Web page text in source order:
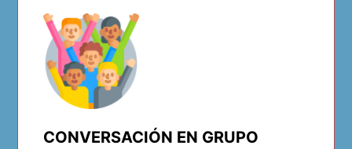
CONVERSACIÓN EN GRUPO